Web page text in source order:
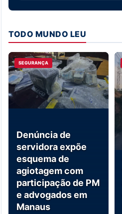
TODO MUNDO LEU
SEGURANÇA
Denúncia de
servidora expõe
esquema de
agiotagem com
participação de PM
e advogados em
Manaus